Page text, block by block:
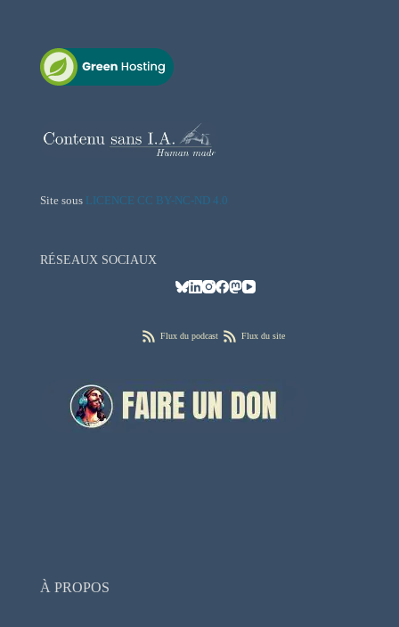
Site sous LICENCE CC BY-NC-ND 4.0
RÉSEAUX SOCIAUX
Flux du podcast Flux du site
À PROPOS